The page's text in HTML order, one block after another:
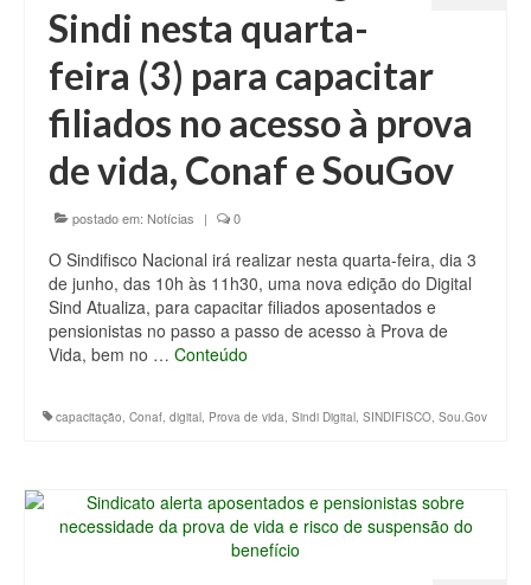
Sindi nesta quarta-
feira (3) para capacitar
filiados no acesso à prova
de vida, Conaf e SouGov
postado em: Notícias | 0
O Sindifisco Nacional irá realizar nesta quarta-feira, dia 3
de junho, das 10h às 11h30, uma nova edição do Digital
Sind Atualiza, para capacitar filiados aposentados e
pensionistas no passo a passo de acesso à Prova de
Vida, bem no … Conteúdo
capacitação, Conaf, digital, Prova de vida, Sindi Digital, SINDIFISCO, Sou.Gov